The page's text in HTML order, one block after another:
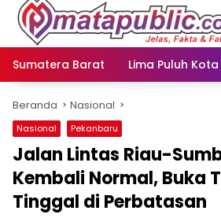
Langsung
konten
Sumatera Barat
Lima Puluh Kota
Beranda Nasional
Nasional Pekanbaru
Jalan Lintas Riau-
Kembali Normal, Buka
Tinggal di Perbatasan